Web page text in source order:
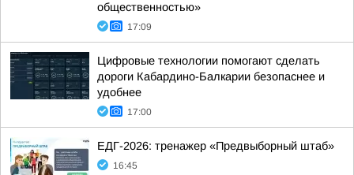
общественностью»
17:09
Цифровые технологии помогают сделать
дороги Кабардино-Балкарии безопаснее и
удобнее
17:00
ЕДГ-2026: тренажер «Предвыборный штаб»
16:45